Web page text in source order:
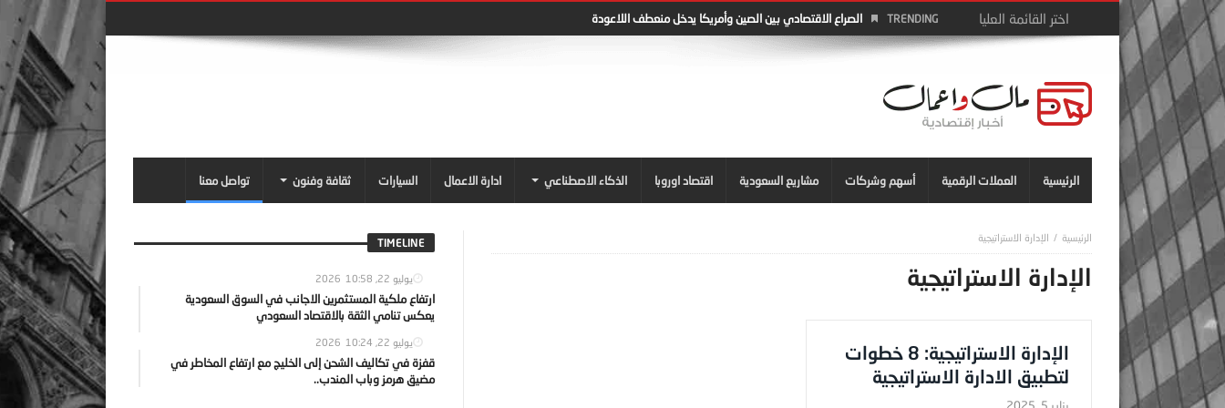
TRENDING الصراع الاقتصادي بين الصين وأمريكا يدخل منعطف اللاعودة
الرئيسية العملات الرقمية أسهم وشركات مشاريع السعودية اقتصاد اوروبا الذكاء الاصطناعي ادارة الاعمال السيارات ثقافة وفنون تواصل معنا
الإدارة الاستراتيجية
الإدارة الاستراتيجية
الإدارة الاستراتيجية: 8 خطوات
لتطبيق الادارة الاستراتيجية
TIMELINE
يوليو 22, 2026 10:58
ارتفاع ملكية المستثمرين الاجانب في السوق السعودية
يعكس تنامي الثقة بالاقتصاد السعودي
يوليو 22, 2026 10:24
قفزة في تكاليف الشحن إلى الخليج مع ارتفاع المخاطر في
مضيق هرمز وباب المندب..